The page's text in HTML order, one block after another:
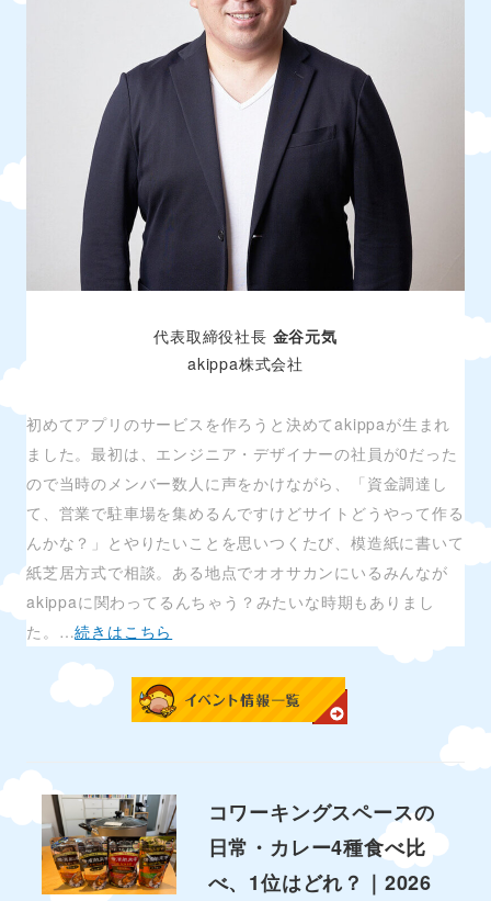
代表取締役社長 金谷元気
akippa株式会社
初めてアプリのサービスを作ろうと決めてakippaが生まれ
ました。最初は、エンジニア・デザイナーの社員が0だった
ので当時のメンバー数人に声をかけながら、「資金調達し
て、営業で駐車場を集めるんですけどサイトどうやって作る
んかな？」とやりたいことを思いつくたび、模造紙に書いて
紙芝居方式で相談。ある地点でオオサカンにいるみんなが
akippaに関わってるんちゃう？みたいな時期もありまし
た。…続きはこちら
コワーキングスペースの
日常・カレー4種食べ比
べ、1位はどれ？｜2026